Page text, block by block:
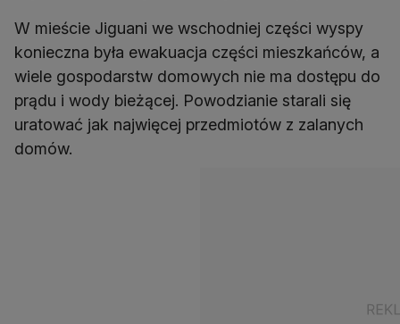
W mieście Jiguani we wschodniej części wyspy
konieczna była ewakuacja części mieszkańców, a
wiele gospodarstw domowych nie ma dostępu do
prądu i wody bieżącej. Powodzianie starali się
uratować jak najwięcej przedmiotów z zalanych
domów.